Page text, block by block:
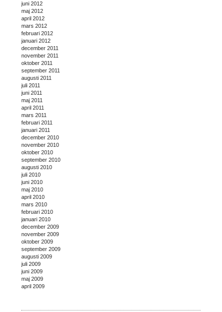
juni 2012
maj 2012
april 2012
mars 2012
februari 2012
januari 2012
december 2011
november 2011
oktober 2011
september 2011
augusti 2011
juli 2011
juni 2011
maj 2011
april 2011
mars 2011
februari 2011
januari 2011
december 2010
november 2010
oktober 2010
september 2010
augusti 2010
juli 2010
juni 2010
maj 2010
april 2010
mars 2010
februari 2010
januari 2010
december 2009
november 2009
oktober 2009
september 2009
augusti 2009
juli 2009
juni 2009
maj 2009
april 2009